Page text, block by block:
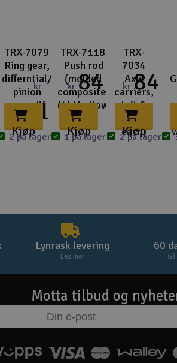
TRX-7079
Ring gear,
differntial/
pinion
gear, dif
kr
181,-
Kjøp
2 på lager
TRX-7118
Push rod
(molded
composite)
(4)/ hollow
kr 84,-
Kjøp
1 på lager
TRX-
7034
Axle
carriers,
left &
right (1
each)
kr84,-
Kjøp
2 på lager
Lynrask levering
Les mer
60
Motta tilbud og